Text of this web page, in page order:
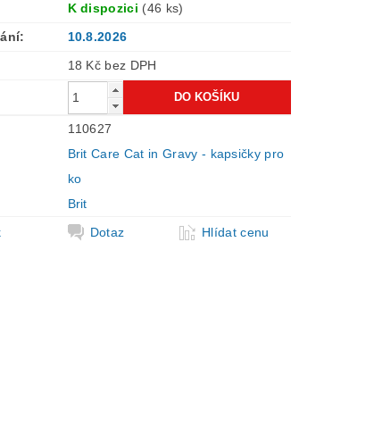
K dispozici (46 ks)
10.8.2026
18 Kč bez DPH
110627
Brit Care Cat in Gravy - kapsičky pro
ko
Brit
Dotaz Hlídat cenu